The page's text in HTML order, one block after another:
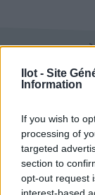
Ilot - Site
Information
If you wish to
processing of
targeted
section to
opt-out request